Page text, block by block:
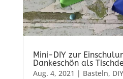
Mini-DIY zur
Dankeschön als
Aug. 4, 2021 | Basteln, DIY